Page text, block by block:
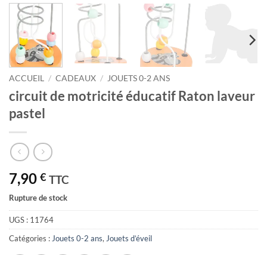
ACCUEIL / CADEAUX / JOUETS 0-2 ANS
circuit de motricité éducatif Raton laveur
pastel
7,90 € TTC
Rupture de stock
UGS : 11764
Catégories : Jouets 0-2 ans, Jouets d’éveil